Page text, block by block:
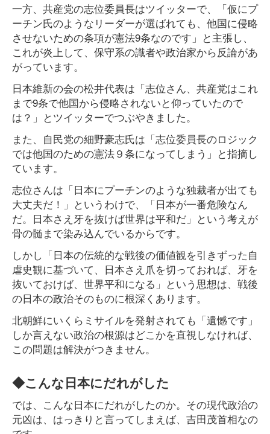
一方、共産党の志位委員長はツイッターで、「仮にプ
ーチン氏のようなリーダーが選ばれても、他国に侵略
させないための条項が憲法9条なのです」と主張し、
これが炎上して、保守系の識者や政治家から反論があ
がっています。
日本維新の会の松井代表は「志位さん、共産党はこれ
まで9条で他国から侵略されないと仰っていたので
は？」とツイッターでつぶやきました。
また、自民党の細野豪志氏は「志位委員長のロジック
では他国のための憲法９条になってしまう」と指摘し
ています。
志位さんは「日本にプーチンのような独裁者が出ても
大丈夫だ！」というわけで、「日本が一番危険なん
だ。日本さえ牙を抜けば世界は平和だ」という考えが
骨の髄まで染み込んでいるからです。
しかし「日本の伝統的な戦後の価値観を引きずった自
虐史観に基づいて、日本さえ爪を切っておれば、牙を
抜いておけば、世界平和になる」という思想は、戦後
の日本の政治そのものに根深くあります。
北朝鮮にいくらミサイルを発射されても「遺憾です」
しか言えない政治の根源はどこかを直視しなければ、
この問題は解決がつきません。
◆こんな日本にだれがした
では、こんな日本にだれがしたのか。その現代政治の
元凶は、はっきりと言ってしまえば、吉田茂首相なの